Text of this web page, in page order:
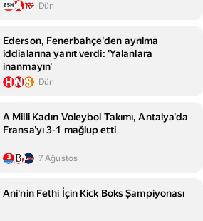
Dün
Ederson, Fenerbahçe'den ayrılma
iddialarına yanıt verdi: 'Yalanlara
inanmayın'
Dün
A Milli Kadın Voleybol Takımı, Antalya'da
Fransa'yı 3-1 mağlup etti
7 Ağustos
Ani'nin Fethi İçin Kick Boks Şampiyonası